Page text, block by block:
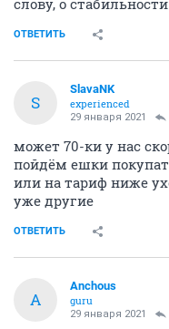
ОТВЕТИТЬ
S
SlavaNK
experienced
29 января 2021
может 70-ки у нас
пойдём ешки
или на тариф ниже
уже другие
ОТВЕТИТЬ
A
Anchous
guru
29 января 2021